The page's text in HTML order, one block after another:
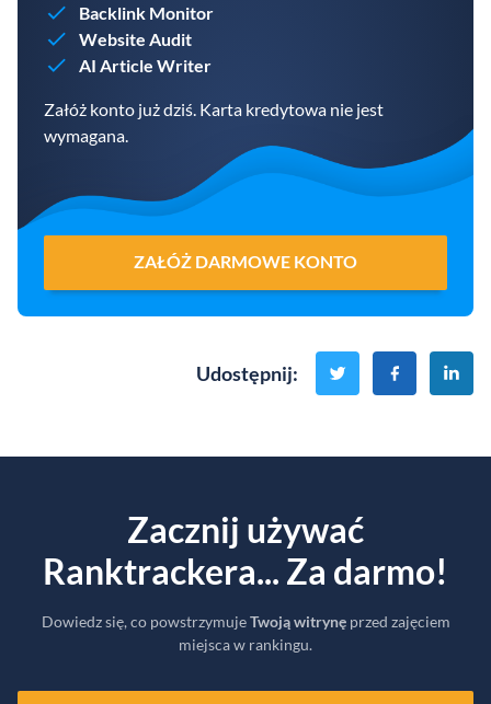
Backlink Monitor
Website Audit
AI Article Writer
Załóż konto już dziś. Karta kredytowa nie jest
wymagana.
ZAŁÓŻ DARMOWE KONTO
Udostępnij:
Zacznij używać
Ranktrackera... Za darmo!
Dowiedz się, co powstrzymujeTwoją witrynęprzed zajęciem
miejsca w rankingu.